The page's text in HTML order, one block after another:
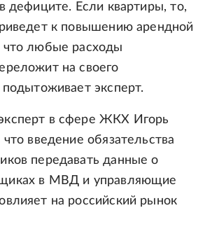
дефиците. Если квартиры, то,
к повышению арендной
что любые расходы
на своего
эксперт.
в сфере ЖКХ Игорь
что введение обязательства
передавать данные о
в МВД и управляющие
на российский рынок